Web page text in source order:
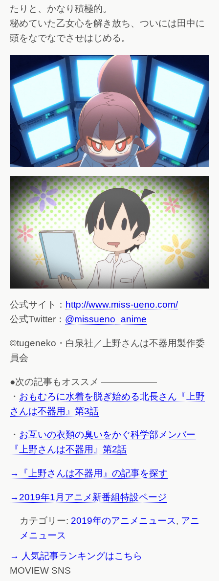
たりと、かなり積極的。
秘めていた乙女心を解き放ち、ついには田中に
頭をなでなでさせはじめる。
公式サイト： http://www.miss-ueno.com/
公式Twitter： @missueno_anime
©tugeneko・白泉社／上野さんは不器用製作委
員会
●次の記事もオススメ ——————
・ おもむろに水着を脱ぎ始める北長さん『上野
さんは不器用』第3話
・ お互いの衣類の臭いをかぐ科学部メンバー
『上野さんは不器用』第2話
→『上野さんは不器用』の記事を探す
→2019年1月アニメ新番組特設ページ
カテゴリー: 2019年のアニメニュース, アニ
メニュース
→ 人気記事ランキングはこちら
MOVIEW SNS